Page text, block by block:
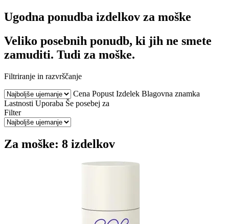
Ugodna ponudba izdelkov za moške
Veliko posebnih ponudb, ki jih ne smete
zamuditi. Tudi za moške.
Filtriranje in razvrščanje
Cena Popust Izdelek Blagovna znamka
Lastnosti Uporaba Še posebej za
Filter
Za moške: 8 izdelkov